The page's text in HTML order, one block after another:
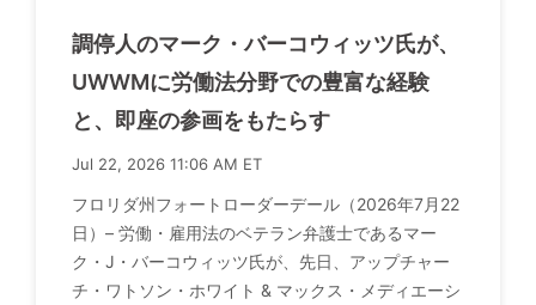
調停人のマーク・バーコウィッツ氏が、
UWWMに労働法分野での豊富な経験
と、即座の参画をもたらす
Jul 22, 2026 11:06 AM ET
フロリダ州フォートローダーデール（2026年7月22
日）– 労働・雇用法のベテラン弁護士であるマー
ク・J・バーコウィッツ氏が、先日、アップチャー
チ・ワトソン・ホワイト & マックス・メディエーシ